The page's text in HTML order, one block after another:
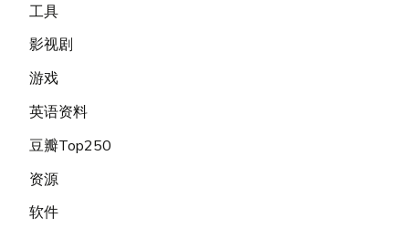
工具
影视剧
游戏
英语资料
豆瓣Top250
资源
软件